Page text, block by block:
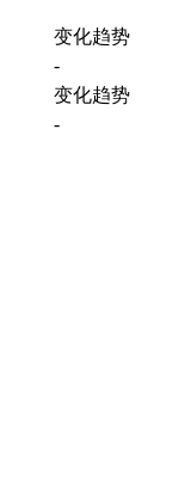
变化趋势
-
变化趋势
-